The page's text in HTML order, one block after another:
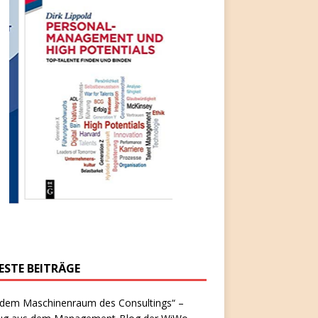
BEITRÄGE
Maschinenraum des Consultings“ –